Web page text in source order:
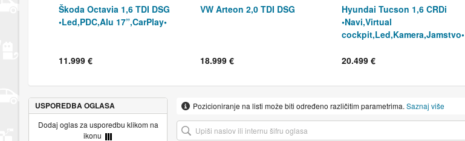
Škoda Octavia 1,6 TDI DSG
•Led,PDC,Alu 17”,CarPlay•
11.999 €
VW Arteon 2,0 TDI DSG
18.999 €
Hyundai Tucson 1,6 CRDi
•Navi,Virtual
cockpit,Led,Kamera,Jamstvo•
20.499 €
Pozicioniranje na listi može biti određeno različitim parametrima. Saznaj više
USPOREDBA OGLASA
Dodaj oglas za usporedbu klikom na
ikonu